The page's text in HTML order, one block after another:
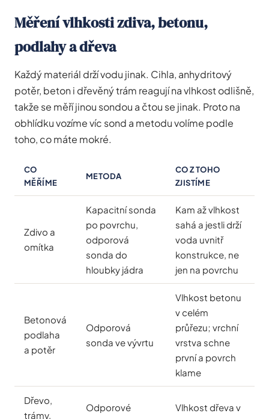
Měření vlhkosti zdiva, betonu,
podlahy a dřeva
Každý materiál drží vodu jinak. Cihla, anhydritový
potěr, beton i dřevěný trám reagují na vlhkost odlišně,
takže se měří jinou sondou a čtou se jinak. Proto na
obhlídku vozíme víc sond a metodu volíme podle
toho, co máte mokré.
CO
MĚŘÍME
METODA
CO Z TOHO
ZJISTÍME
Zdivo a
omítka
Kapacitní sonda
po povrchu,
odporová
sonda do
hloubky jádra
Kam až vlhkost
sahá a jestli drží
voda uvnitř
konstrukce, ne
jen na povrchu
Betonová
podlaha
a potěr
Odporová
sonda ve vývrtu
Vlhkost betonu
v celém
průřezu; vrchní
vrstva schne
první a povrch
klame
Dřevo,
trámy,
Odporové
Vlhkost dřeva v